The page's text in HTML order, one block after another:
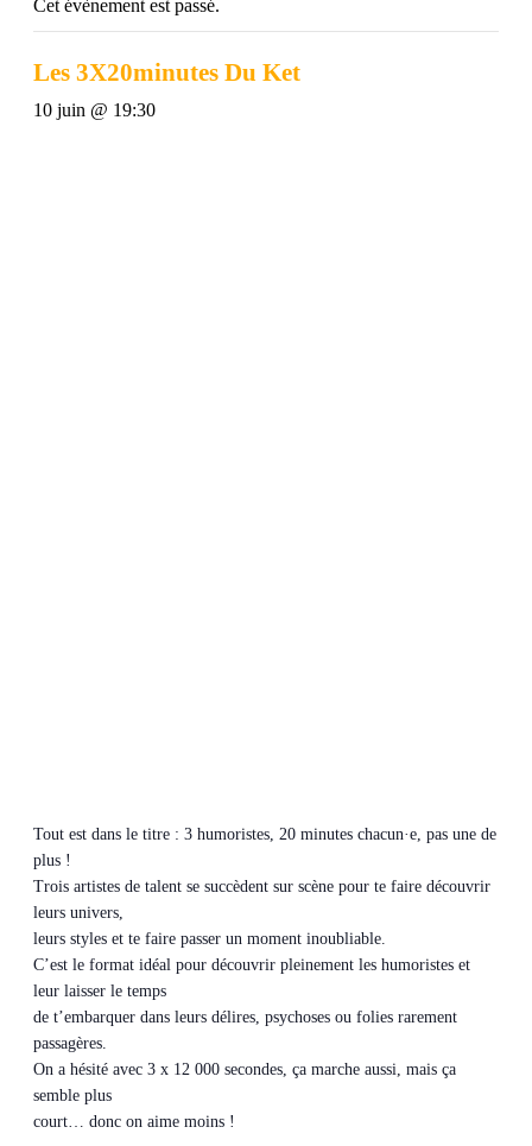
Cet évènement est passé.
Les 3X20minutes Du Ket
10 juin @ 19:30
Tout est dans le titre : 3 humoristes, 20 minutes chacun·e, pas une de
plus !
Trois artistes de talent se succèdent sur scène pour te faire découvrir
leurs univers,
leurs styles et te faire passer un moment inoubliable.
C’est le format idéal pour découvrir pleinement les humoristes et
leur laisser le temps
de t’embarquer dans leurs délires, psychoses ou folies rarement
passagères.
On a hésité avec 3 x 12 000 secondes, ça marche aussi, mais ça
semble plus
court… donc on aime moins !